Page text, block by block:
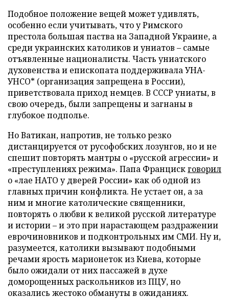
Подобное положение вещей может удивлять,
особенно если учитывать, что у Римского
престола большая паства на Западной Украине, а
среди украинских католиков и униатов – самые
отъявленные националисты. Часть униатского
духовенства и епископата поддерживала УНА-
УНСО* (организация запрещена в России),
приветствовала приход немцев. В СССР униаты, в
свою очередь, были запрещены и загнаны в
глубокое подполье.
Но Ватикан, напротив, не только резко
дистанцируется от русофобских лозунгов, но и не
спешит повторять мантры о «русской агрессии» и
«преступлениях режима». Папа Францискговорил
о «лае НАТО у дверей России» как об одной из
главных причин конфликта. Не устает он, а за
ним и многие католические священники,
повторять о любви к великой русской литературе
и истории – и это при нарастающем раздражении
еврочиновников и подконтрольных им СМИ. Ну и,
разумеется, католики вызывают подобными
речами ярость марионеток из Киева, которые
было ожидали от них пассажей в духе
доморощенных раскольников из ПЦУ, но
оказались жестоко обмануты в ожиданиях.